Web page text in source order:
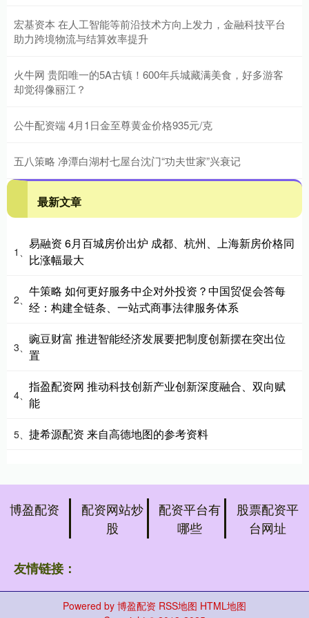
宏基资本 在人工智能等前沿技术方向上发力，金融科技平台
助力跨境物流与结算效率提升
火牛网 贵阳唯一的5A古镇！600年兵城藏满美食，好多游客
却觉得像丽江？
公牛配资端 4月1日金至尊黄金价格935元/克
五八策略 净潭白湖村七屋台沈门“功夫世家”兴衰记
最新文章
1、
易融资 6月百城房价出炉 成都、杭州、上海新房价格同
比涨幅最大
2、
牛策略 如何更好服务中企对外投资？中国贸促会答每
经：构建全链条、一站式商事法律服务体系
3、
豌豆财富 推进智能经济发展要把制度创新摆在突出位
置
4、
指盈配资网 推动科技创新产业创新深度融合、双向赋
能
5、 捷希源配资 来自高德地图的参考资料
博盈配资
配资网站炒
股
配资平台有
哪些
股票配资平
台网址
友情链接：
Powered by 博盈配资 RSS地图 HTML地图